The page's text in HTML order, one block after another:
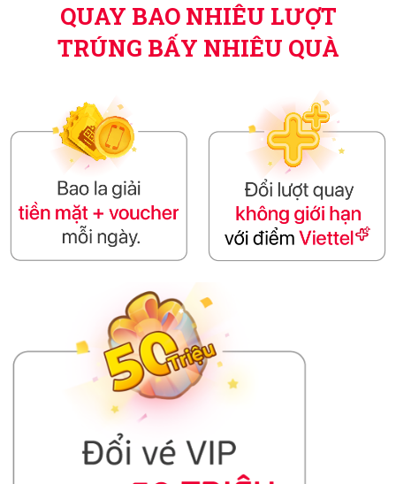
QUAY BAO NHIÊU LƯỢT
TRÚNG BẤY NHIÊU QUÀ